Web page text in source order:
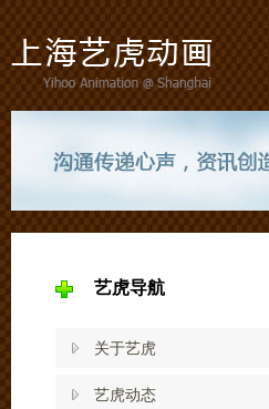
艺虎导航
关于艺虎
艺虎动态